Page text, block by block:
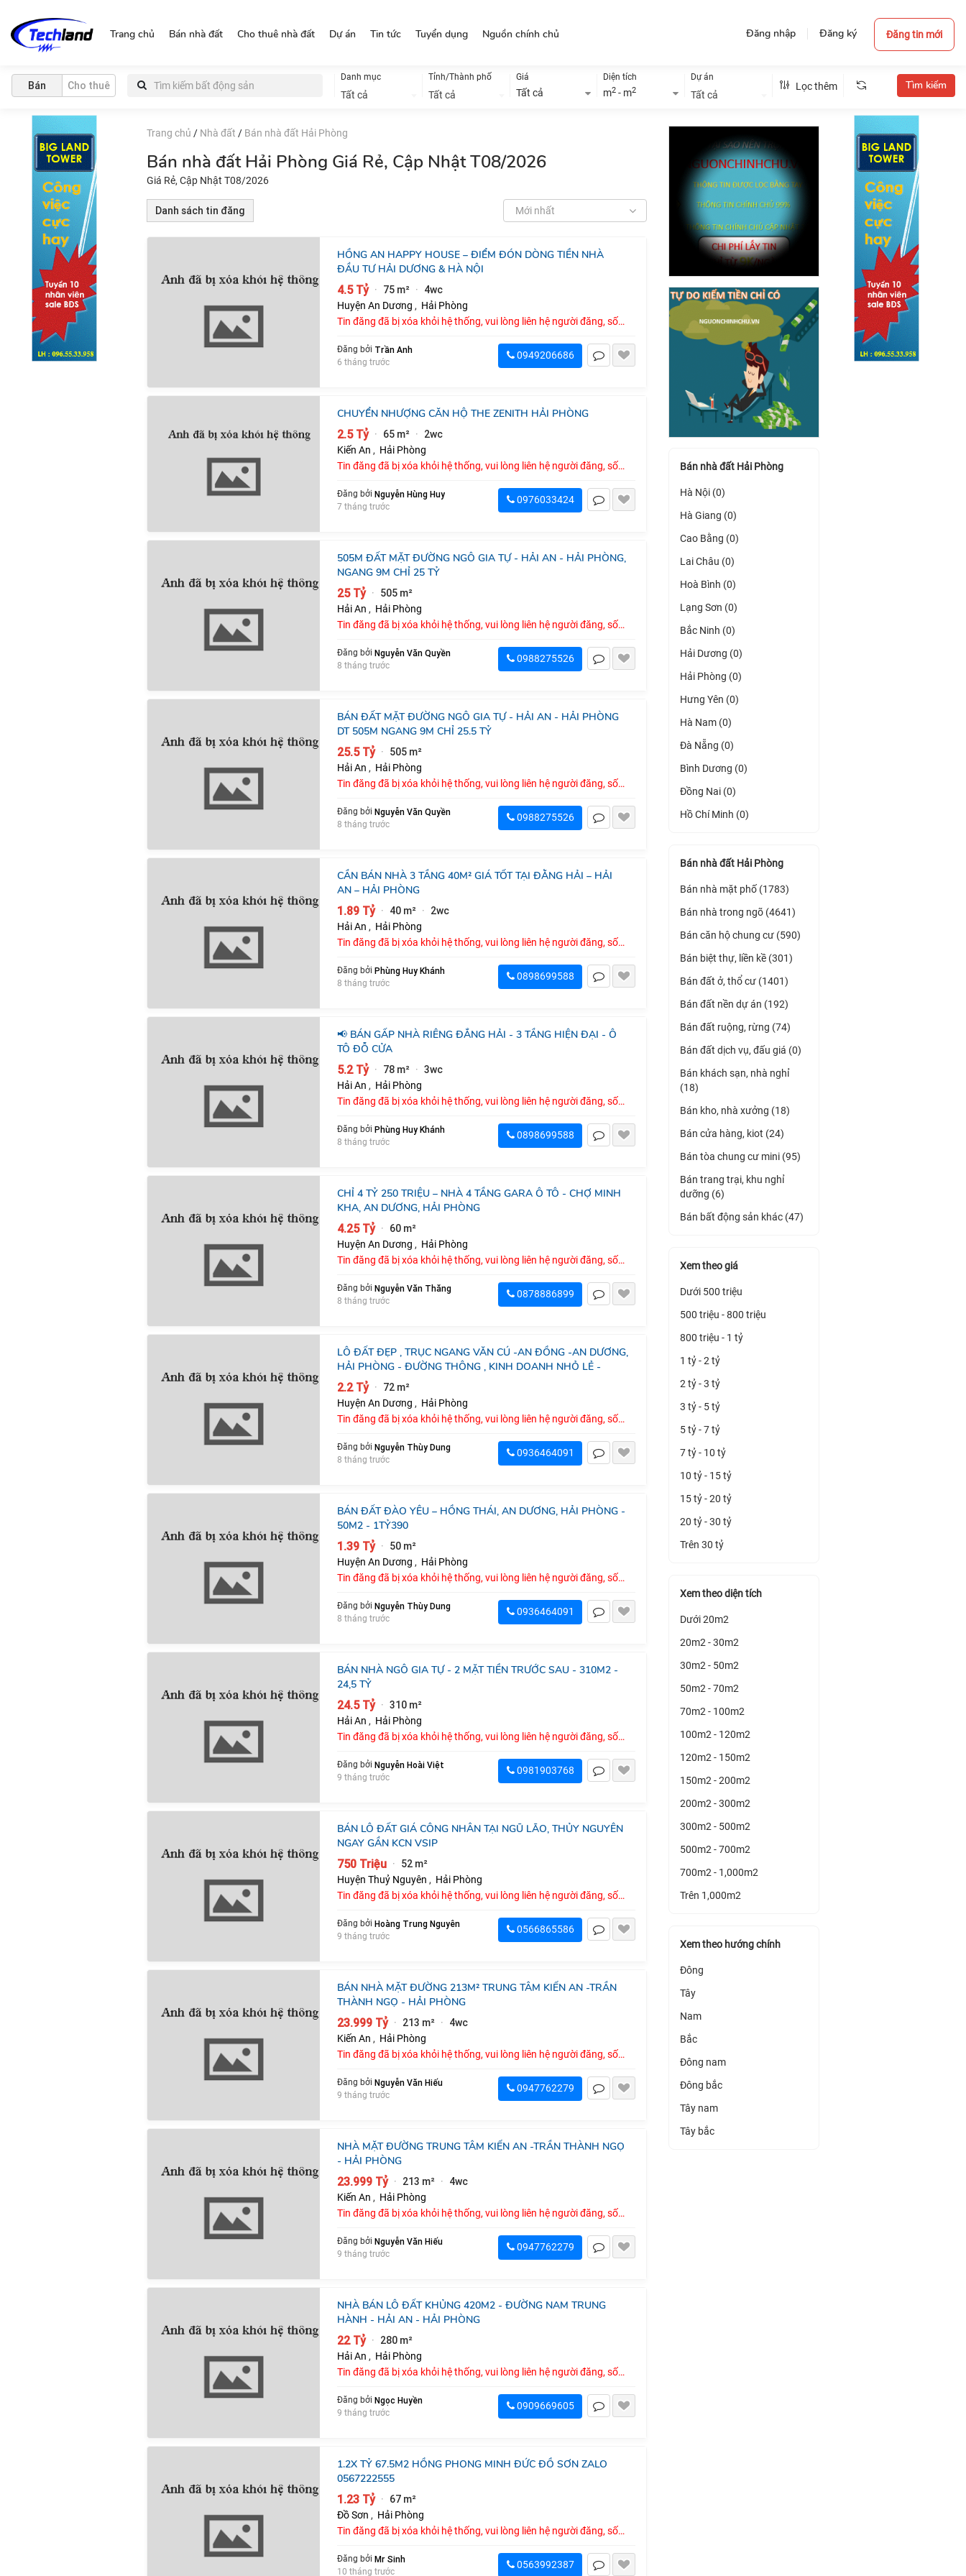
Đăng nhập Đăng ký Đăng tin mới
Trang chủ Bán nhà đất Cho thuê nhà đất Dự án Tin tức Tuyển dụng Nguồn chính chủ
Bán Cho thuê
Danh mục
Tất cả
Tỉnh/Thành phố
Tất cả
Giá
Tất cả
Diện tích
m2 - m2
Dự án
Tất cả
Lọc thêm
Trang chủ / Nhà đất / Bán nhà đất Hải Phòng
Bán nhà đất Hải Phòng Giá Rẻ, Cập Nhật T08/2026
Giá Rẻ, Cập Nhật T08/2026
Danh sách tin đăng Mới nhất
HỒNG AN HAPPY HOUSE – ĐIỂM ĐÓN DÒNG TIỀN NHÀ
ĐẦU TƯ HẢI DƯƠNG & HÀ NỘI
4.5 Tỷ · 75 m² · 4wc
Huyện An Dương , Hải Phòng
Tin đăng đã bị xóa khỏi hệ thống, vui lòng liên hệ người đăng, số
Đăng bởi Trần Anh
6 tháng trước
0949206686
CHUYỂN NHƯỢNG CĂN HỘ THE ZENITH HẢI PHÒNG
2.5 Tỷ · 65 m² · 2wc
Kiến An , Hải Phòng
Tin đăng đã bị xóa khỏi hệ thống, vui lòng liên hệ người đăng, số
Đăng bởi Nguyễn Hùng Huy
7 tháng trước
0976033424
505M ĐẤT MẶT ĐƯỜNG NGÔ GIA TỰ - HẢI AN - HẢI PHÒNG,
NGANG 9M CHỈ 25 TỶ
25 Tỷ · 505 m²
Hải An , Hải Phòng
Tin đăng đã bị xóa khỏi hệ thống, vui lòng liên hệ người đăng, số
Đăng bởi Nguyễn Văn Quyền
8 tháng trước
0988275526
BÁN ĐẤT MẶT ĐƯỜNG NGÔ GIA TỰ - HẢI AN - HẢI PHÒNG
DT 505M NGANG 9M CHỈ 25.5 TỶ
25.5 Tỷ · 505 m²
Hải An , Hải Phòng
Tin đăng đã bị xóa khỏi hệ thống, vui lòng liên hệ người đăng, số
Đăng bởi Nguyễn Văn Quyền
8 tháng trước
0988275526
CẦN BÁN NHÀ 3 TẦNG 40M² GIÁ TỐT TẠI ĐẰNG HẢI – HẢI
AN – HẢI PHÒNG
1.89 Tỷ · 40 m² · 2wc
Hải An , Hải Phòng
Tin đăng đã bị xóa khỏi hệ thống, vui lòng liên hệ người đăng, số
Đăng bởi Phùng Huy Khánh
8 tháng trước
0898699588
📢 BÁN GẤP NHÀ RIÊNG ĐẲNG HẢI - 3 TẦNG HIỆN ĐẠI - Ô
TÔ ĐỖ CỬA
5.2 Tỷ · 78 m² · 3wc
Hải An , Hải Phòng
Tin đăng đã bị xóa khỏi hệ thống, vui lòng liên hệ người đăng, số
Đăng bởi Phùng Huy Khánh
8 tháng trước
0898699588
CHỈ 4 TỶ 250 TRIỆU – NHÀ 4 TẦNG GARA Ô TÔ - CHỢ MINH
KHA, AN DƯƠNG, HẢI PHÒNG
4.25 Tỷ · 60 m²
Huyện An Dương , Hải Phòng
Tin đăng đã bị xóa khỏi hệ thống, vui lòng liên hệ người đăng, số
Đăng bởi Nguyễn Văn Thăng
8 tháng trước
0878886899
LÔ ĐẤT ĐẸP , TRỤC NGANG VĂN CÚ -AN ĐỒNG -AN DƯƠNG,
HẢI PHÒNG - ĐƯỜNG THÔNG , KINH DOANH NHỎ LẺ -
2.2 Tỷ · 72 m²
Huyện An Dương , Hải Phòng
Tin đăng đã bị xóa khỏi hệ thống, vui lòng liên hệ người đăng, số
Đăng bởi Nguyễn Thùy Dung
8 tháng trước
0936464091
BÁN ĐẤT ĐÀO YÊU – HỒNG THÁI, AN DƯƠNG, HẢI PHÒNG -
50M2 - 1TỶ390
1.39 Tỷ · 50 m²
Huyện An Dương , Hải Phòng
Tin đăng đã bị xóa khỏi hệ thống, vui lòng liên hệ người đăng, số
Đăng bởi Nguyễn Thùy Dung
8 tháng trước
0936464091
BÁN NHÀ NGÔ GIA TỰ - 2 MẶT TIỀN TRƯỚC SAU - 310M2 -
24,5 TỶ
24.5 Tỷ · 310 m²
Hải An , Hải Phòng
Tin đăng đã bị xóa khỏi hệ thống, vui lòng liên hệ người đăng, số
Đăng bởi Nguyễn Hoài Việt
9 tháng trước
0981903768
BÁN LÔ ĐẤT GIÁ CÔNG NHÂN TẠI NGŨ LÃO, THỦY NGUYÊN
NGAY GẦN KCN VSIP
750 Triệu · 52 m²
Huyện Thuỷ Nguyên , Hải Phòng
Tin đăng đã bị xóa khỏi hệ thống, vui lòng liên hệ người đăng, số
Đăng bởi Hoàng Trung Nguyên
9 tháng trước
0566865586
BÁN NHÀ MẶT ĐƯỜNG 213M² TRUNG TÂM KIẾN AN -TRẦN
THÀNH NGỌ - HẢI PHÒNG
23.999 Tỷ · 213 m² · 4wc
Kiến An , Hải Phòng
Tin đăng đã bị xóa khỏi hệ thống, vui lòng liên hệ người đăng, số
Đăng bởi Nguyễn Văn Hiếu
9 tháng trước
0947762279
NHÀ MẶT ĐƯỜNG TRUNG TÂM KIẾN AN -TRẦN THÀNH NGỌ
- HẢI PHÒNG
23.999 Tỷ · 213 m² · 4wc
Kiến An , Hải Phòng
Tin đăng đã bị xóa khỏi hệ thống, vui lòng liên hệ người đăng, số
Đăng bởi Nguyễn Văn Hiếu
9 tháng trước
0947762279
NHÀ BÁN LÔ ĐẤT KHỦNG 420M2 - ĐƯỜNG NAM TRUNG
HÀNH - HẢI AN - HẢI PHÒNG
22 Tỷ · 280 m²
Hải An , Hải Phòng
Tin đăng đã bị xóa khỏi hệ thống, vui lòng liên hệ người đăng, số
Đăng bởi Ngọc Huyền
9 tháng trước
0909669605
1.2X TỶ 67.5M2 HỒNG PHONG MINH ĐỨC ĐỒ SƠN ZALO
0567222555
1.23 Tỷ · 67 m²
Đồ Sơn , Hải Phòng
Tin đăng đã bị xóa khỏi hệ thống, vui lòng liên hệ người đăng, số
Đăng bởi Mr Sinh
10 tháng trước
0563992387
Bán nhà đất Hải Phòng
Hà Nội (0)
Hà Giang (0)
Cao Bằng (0)
Lai Châu (0)
Hoà Bình (0)
Lạng Sơn (0)
Bắc Ninh (0)
Hải Dương (0)
Hải Phòng (0)
Hưng Yên (0)
Hà Nam (0)
Đà Nẵng (0)
Bình Dương (0)
Đồng Nai (0)
Hồ Chí Minh (0)
Bán nhà đất Hải Phòng
Bán nhà mặt phố (1783)
Bán nhà trong ngõ (4641)
Bán căn hộ chung cư (590)
Bán biệt thự, liền kề (301)
Bán đất ở, thổ cư (1401)
Bán đất nền dự án (192)
Bán đất ruộng, rừng (74)
Bán đất dịch vụ, đấu giá (0)
Bán khách sạn, nhà nghỉ
(18)
Bán kho, nhà xưởng (18)
Bán cửa hàng, kiot (24)
Bán tòa chung cư mini (95)
Bán trang trại, khu nghỉ
dưỡng (6)
Bán bất động sản khác (47)
Xem theo giá
Dưới 500 triệu
500 triệu - 800 triệu
800 triệu - 1 tỷ
1 tỷ - 2 tỷ
2 tỷ - 3 tỷ
3 tỷ - 5 tỷ
5 tỷ - 7 tỷ
7 tỷ - 10 tỷ
10 tỷ - 15 tỷ
15 tỷ - 20 tỷ
20 tỷ - 30 tỷ
Trên 30 tỷ
Xem theo diện tích
Dưới 20m2
20m2 - 30m2
30m2 - 50m2
50m2 - 70m2
70m2 - 100m2
100m2 - 120m2
120m2 - 150m2
150m2 - 200m2
200m2 - 300m2
300m2 - 500m2
500m2 - 700m2
700m2 - 1,000m2
Trên 1,000m2
Xem theo hướng chính
Đông
Tây
Nam
Bắc
Đông nam
Đông bắc
Tây nam
Tây bắc